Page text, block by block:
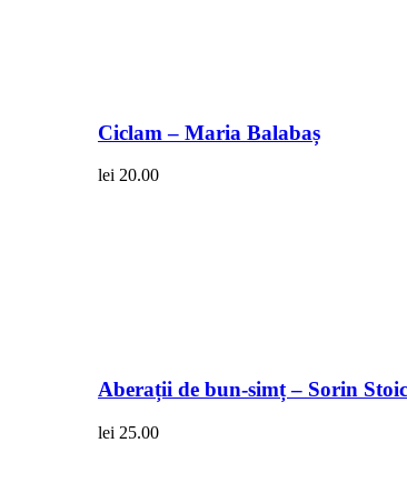
Ciclam – Maria Balabaș
lei 20.00
Aberații de bun-simț – Sorin
lei 25.00